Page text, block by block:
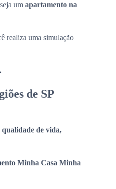
um apartamento na
realiza uma simulação
de SP
qualidade de vida,
Minha Casa Minha